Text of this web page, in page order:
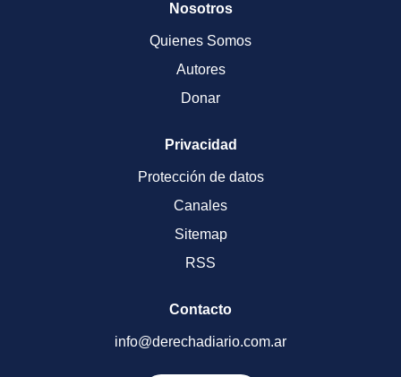
Nosotros
Quienes Somos
Autores
Donar
Privacidad
Protección de datos
Canales
Sitemap
RSS
Contacto
info@derechadiario.com.ar